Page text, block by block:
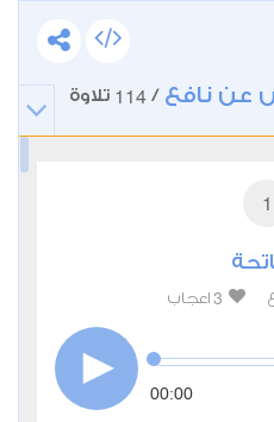
عن نافع /
114 تلاوة
1
3 اعجاب
00:00